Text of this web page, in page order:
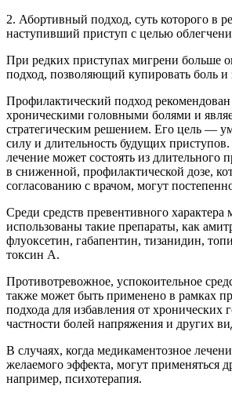
2. Абортивный подход, суть которого в
наступивший приступ с целью
При редких приступах мигрени больше
подход, позволяющий купировать боль и
Профилактический подход
хроническими головными болями и
стратегическим решением. Его цель —
силу и длительность будущих
лечение может состоять из длительного
в сниженной, профилактической дозе,
согласованию с врачом, могут
Среди средств превентивного характера
использованы такие препараты, как
флуоксетин, габапентин, тизанидин,
токсин А.
Противотревожное, успокоительное
также может быть применено в рамках
подхода для избавления от хронических
частности болей напряжения и других
В случаях, когда медикаментозное
желаемого эффекта, могут применяться
например, психотерапия.